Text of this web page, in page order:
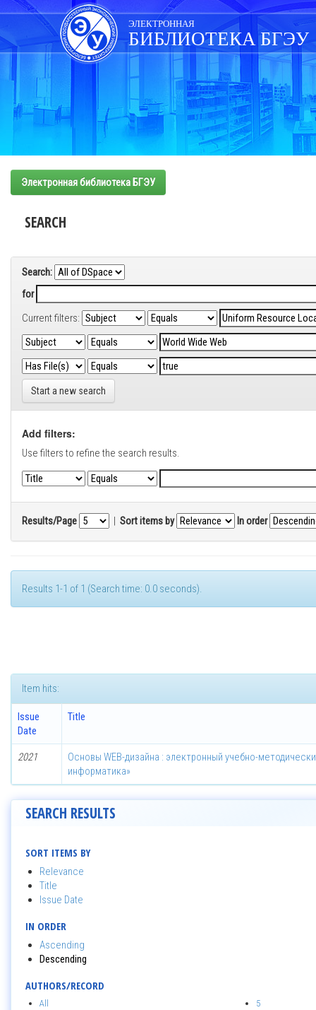
Skip
navigation
ЭЛЕКТРОННАЯ
БИБЛИОТЕКА БГЭУ
Электронная библиотека БГЭУ
SEARCH
Search:
for
Current filters:
Start a new search
Add filters:
Use filters to refine the search results.
Results/Page | Sort items by In order
Results 1-1 of 1 (Search time: 0.0 seconds).
Item hits:
Issue
Date
Title
2021
Основы WEB-дизайна : электронный учебно-
информатика»
SEARCH RESULTS
SORT ITEMS BY
Relevance
Title
Issue Date
IN ORDER
Ascending
Descending
AUTHORS/RECORD
All
5